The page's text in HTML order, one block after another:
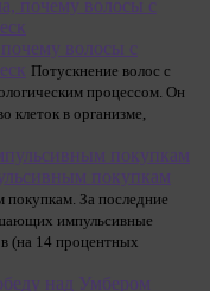
волосы с
Потускнение волос с
процессом. Он
клеток в организме,
покупкам
покупкам. За последние
импульсивные
(на 14 процентных